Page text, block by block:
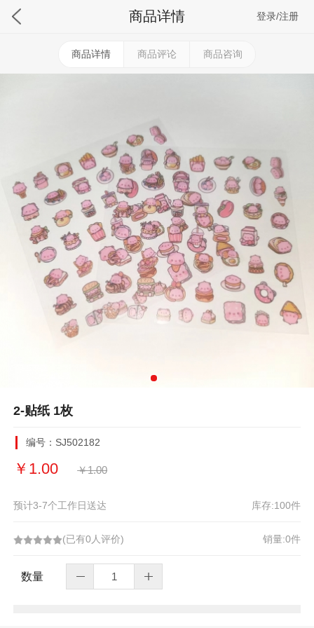
商品详情 登录/注册
2-贴纸 1枚
编号： SJ502182
￥ 1.00 ￥1.00
库存:100件
预计3-7个工作日送达
销量:0件
(已有0人评价)
数量
商品详情 商品评论 商品咨询